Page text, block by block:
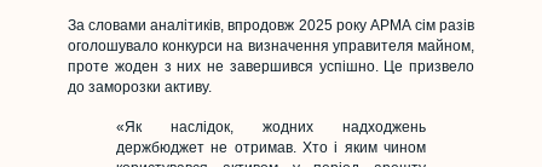
За словами аналітиків, впродовж 2025 року АРМА сім разів
оголошувало конкурси на визначення управителя майном,
проте жоден з них не завершився успішно. Це призвело
до заморозки активу.
«Як наслідок, жодних надходжень
держбюджет не отримав. Хто і яким чином